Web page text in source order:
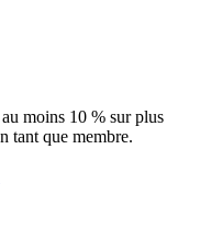
moins 10 % sur plus
tant que membre.